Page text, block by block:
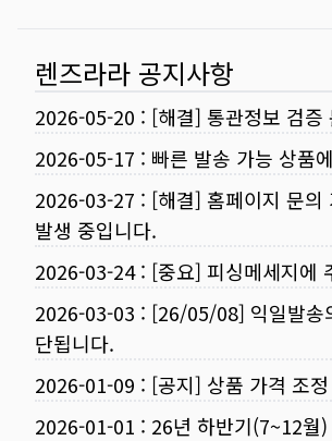
렌즈라라 공지사항
2026-05-20 : [해결] 통관정보 검증
2026-05-17 : 빠른 발송 가능 상품
2026-03-27 : [해결] 홈페이지 문의
발생 중입니다.
2026-03-24: [중요] 피싱메세지에
2026-03-03 : [26/05/08] 익일발송
단됩니다.
2026-01-09 : [공지] 상품 가격 조
2026-01-01 : 26년 하반기(7~12월